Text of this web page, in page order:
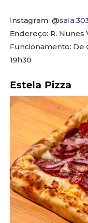
Instagram: @
Endereço: R. Nunes
Funcionamento: De
19h30
Estela Pizza